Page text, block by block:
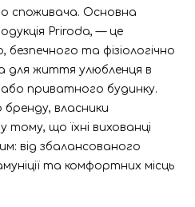
споживача. Основна
Priroda, — це
та фізіологічно
для життя улюбленця в
або приватного будинку.
власники
що їхні вихованці
від збалансованого
та комфортних місць